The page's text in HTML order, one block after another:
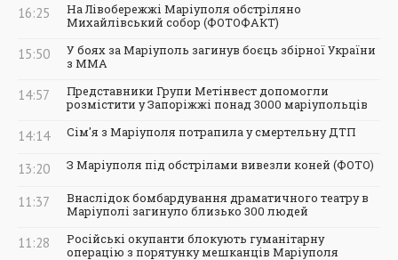
16:25
На Лівобережжі Маріуполя обстріляно
Михайлівський собор (ФОТОФАКТ)
15:50
У боях за Маріуполь загинув боєць збірної України
з ММА
14:57
Представники Групи Метінвест допомогли
розмістити у Запоріжжі понад 3000 маріупольців
14:14 Сім'я з Маріуполя потрапила у смертельну ДТП
13:20 З Маріуполя під обстрілами вивезли коней (ФОТО)
11:37
Внаслідок бомбардування драматичного театру в
Маріуполі загинуло близько 300 людей
11:28
Російські окупанти блокують гуманітарну
операцію з порятунку мешканців Маріуполя